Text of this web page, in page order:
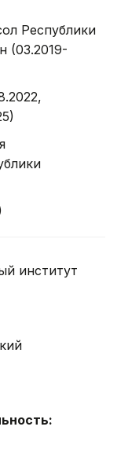
Республики
(03.2019-
институт